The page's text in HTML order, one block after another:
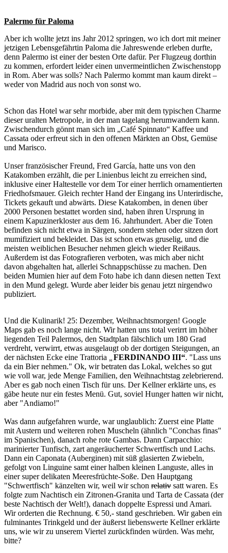
Palermo für Paloma
Aber ich wollte jetzt ins Jahr 2012 springen, wo ich dort mit meiner
jetzigen Lebensgefährtin Paloma die Jahreswende erleben durfte,
denn Palermo ist einer der besten Orte dafür. Per Flugzeug dorthin
zu kommen, erfordert leider einen unvermeintlichen Zwischenstopp
in Rom. Aber was solls? Nach Palermo kommt man kaum direkt –
weder von Madrid aus noch von sonst wo.
Schon das Hotel war sehr morbide, aber mit dem typischen Charme
dieser uralten Metropole, in der man tagelang herumwandern kann.
Zwischendurch gönnt man sich im „Café Spinnato“ Kaffee und
Cassata oder erfreut sich in den offenen Märkten an Obst, Gemüse
und Marisco.
Unser französischer Freund, Fred García, hatte uns von den
Katakomben erzählt, die per Linienbus leicht zu erreichen sind,
inklusive einer Haltestelle vor dem Tor einer herrlich ornamentierten
Friedhofsmauer. Gleich rechter Hand der Eingang ins Unterirdische,
Tickets gekauft und abwärts. Diese Katakomben, in denen über
2000 Personen bestattet worden sind, haben ihren Ursprung in
einem Kapuzinerkloster aus dem 16. Jahrhundert. Aber die Toten
befinden sich nicht etwa in Särgen, sondern stehen oder sitzen dort
mumifiziert und bekleidet. Das ist schon etwas gruselig, und die
meisten weiblichen Besucher nehmen gleich wieder Reißaus.
Außerdem ist das Fotografieren verboten, was mich aber nicht
davon abgehalten hat, allerlei Schnappschüsse zu machen. Den
beiden Mumien hier auf dem Foto habe ich dann diesen netten Text
in den Mund gelegt. Wurde aber leider bis genau jetzt nirgendwo
publiziert.
Und die Kulinarik! 25: Dezember, Weihnachtsmorgen! Google
Maps gab es noch lange nicht. Wir hatten uns total verirrt im höher
liegenden Teil Palermos, den Stadtplan fälschlich um 180 Grad
verdreht, verwirrt, etwas ausgelaugt ob der dortigen Steigungen, an
der nächsten Ecke eine Trattoria
FERDINANDO III“. "Lass uns
da ein Bier nehmen." Ok, wir betraten das Lokal, welches so gut
wie voll war, jede Menge Familien, den Weihnachtstag zelebrierend.
Aber es gab noch einen Tisch für uns. Der Kellner erklärte uns, es
gäbe heute nur ein festes Menü. Gut, soviel Hunger hatten wir nicht,
aber "Andiamo!"
Was dann aufgefahren wurde, war unglaublich: Zuerst eine Platte
mit Austern und weiteren rohen Muscheln (ähnlich "Conchas finas"
im Spanischen), danach rohe rote Gambas. Dann Carpacchio:
marinierter Tunfisch, zart angeräucherter Schwertfisch und Lachs.
Dann ein Caponata (Auberginen) mit süß glasierten Zwiebeln,
gefolgt von Linguine samt einer halben kleinen Languste, alles in
einer super delikaten Meeresfrüchte-Soße. Den Hauptgang
"Schwertfisch" känzelten wir, weil wir schon relativ satt waren. Es
folgte zum Nachtisch ein Zitronen-Granita und Tarta de Cassata (der
beste Nachtisch der Welt!), danach doppelte Espressi und Amari.
Wir orderten die Rechnung. € 50,- stand geschrieben. Wir gaben ein
fulminantes Trinkgeld und der äußerst liebenswerte Kellner erklärte
uns, wie wir zu unserem Viertel zurückfinden würden. Was mehr,
bitte?